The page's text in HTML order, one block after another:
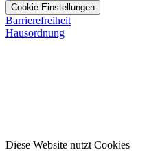
Cookie-Einstellungen
Barrierefreiheit
Hausordnung
Diese Website nutzt Cookies